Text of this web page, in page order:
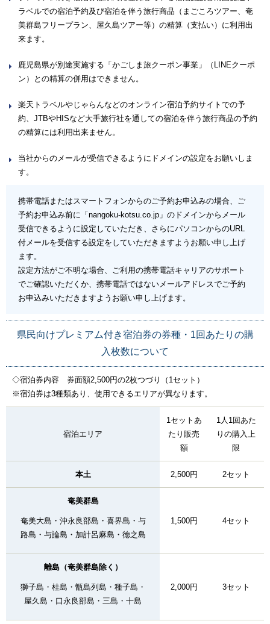
ラベルでの宿泊予約及び宿泊を伴う旅行商品（まごころツアー、奄
美群島フリープラン、屋久島ツアー等）の精算（支払い）に利用出
来ます。
鹿児島県が別途実施する「かごしま旅クーポン事業」（LINEクーポ
ン）との精算の併用はできません。
楽天トラベルやじゃらんなどのオンライン宿泊予約サイトでの予
約、JTBやHISなど大手旅行社を通しての宿泊を伴う旅行商品の予約
の精算には利用出来ません。
当社からのメールが受信できるようにドメインの設定をお願いしま
す。
携帯電話またはスマートフォンからのご予約お申込みの場合、ご
予約お申込み前に「nangoku-kotsu.co.jp」のドメインからメール
受信できるように設定していただき、さらにパソコンからのURL
付メールを受信する設定をしていただきますようお願い申し上げ
ます。
設定方法がご不明な場合、ご利用の携帯電話キャリアのサポート
でご確認いただくか、携帯電話ではないメールアドレスでご予約
お申込みいただきますようお願い申し上げます。
県民向けプレミアム付き宿泊券の券種・1回あたりの購
入枚数について
◇宿泊券内容 券面額2,500円の2枚つづり（1セット）
※宿泊券は3種類あり、使用できるエリアが異なります。
宿泊エリア
1セットあ
たり販売
額
1人1回あた
りの購入上
限
本土 2,500円 2セット
奄美群島
奄美大島・沖永良部島・喜界島・与
路島・与論島・加計呂麻島・徳之島
1,500円 4セット
離島（奄美群島除く）
獅子島・桂島・甑島列島・種子島・
屋久島・口永良部島・三島・十島
2,000円 3セット